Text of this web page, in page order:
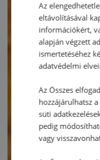
Az
eltávolításával
információkért,
alapján végzett
ismertetéséhez
adatvédelmi
Az Összes
hozzájárulhatsz
süti
pedig
vagy